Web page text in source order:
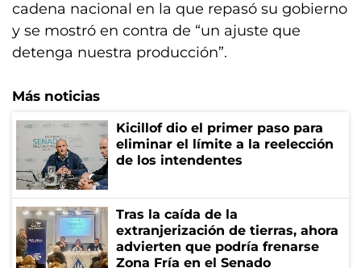
cadena nacional en la que repasó su gobierno
y se mostró en contra de “un ajuste que
detenga nuestra producción”.
Más noticias
Kicillof dio el primer paso para
eliminar el límite a la reelección
de los intendentes
Tras la caída de la
extranjerización de tierras, ahora
advierten que podría frenarse
Zona Fría en el Senado